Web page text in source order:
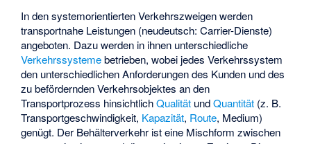
In den systemorientierten Verkehrszweigen werden
transportnahe Leistungen (neudeutsch:Carrier-Dienste)
angeboten. Dazu werden in ihnen unterschiedliche
Verkehrssystemebetrieben, wobei jedes Verkehrssystem
den unterschiedlichen Anforderungen des Kunden und des
zu befördernden Verkehrsobjektes an den
Transportprozess hinsichtlichQualität undQuantität (z. B.
Transportgeschwindigkeit, Kapazität, Route, Medium)
genügt. Der Behälterverkehr ist eine Mischform zwischen